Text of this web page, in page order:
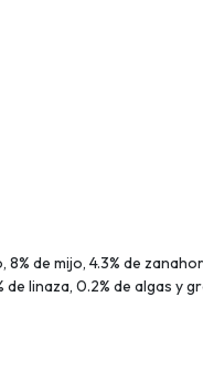
8% de mijo, 4.3% de
de linaza, 0.2% de algas y